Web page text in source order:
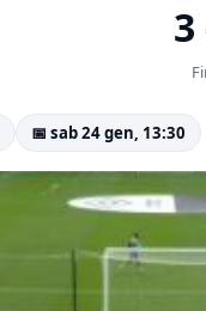
3
📅 sab 24 gen, 13:30